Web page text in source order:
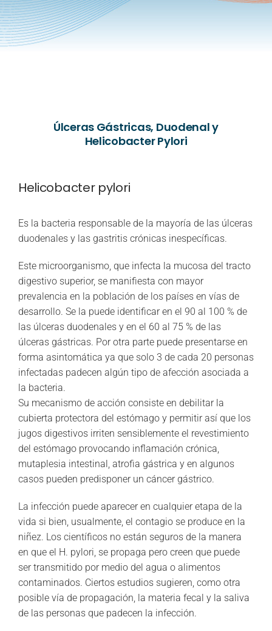
Úlceras Gástricas, Duodenal y
Helicobacter Pylori
Helicobacter pylori
Es la bacteria responsable de la mayoría de las úlceras
duodenales y las gastritis crónicas inespecíficas.
Este microorganismo, que infecta la mucosa del tracto
digestivo superior, se manifiesta con mayor
prevalencia en la población de los países en vías de
desarrollo. Se la puede identificar en el 90 al 100 % de
las úlceras duodenales y en el 60 al 75 % de las
úlceras gástricas. Por otra parte puede presentarse en
forma asintomática ya que solo 3 de cada 20 personas
infectadas padecen algún tipo de afección asociada a
la bacteria.
Su mecanismo de acción consiste en debilitar la
cubierta protectora del estómago y permitir así que los
jugos digestivos irriten sensiblemente el revestimiento
del estómago provocando inflamación crónica,
mutaplesia intestinal, atrofia gástrica y en algunos
casos pueden predisponer un cáncer gástrico.
La infección puede aparecer en cualquier etapa de la
vida si bien, usualmente, el contagio se produce en la
niñez. Los científicos no están seguros de la manera
en que el H. pylori, se propaga pero creen que puede
ser transmitido por medio del agua o alimentos
contaminados. Ciertos estudios sugieren, como otra
posible vía de propagación, la materia fecal y la saliva
de las personas que padecen la infección.